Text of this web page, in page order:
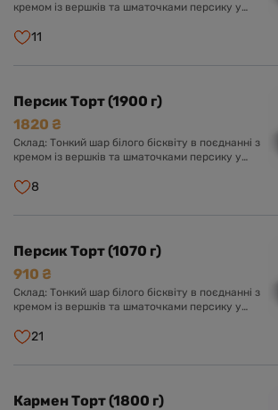
кремом із вершків та шматочками персику у
кремом із вершків та прикрашений шматочками
11
Персик Торт (1900 г)
1820 ₴
Склад: Тонкий шар білого бісквіту в поєднанні з
кремом із вершків та шматочками персику у
кремом із вершків та прикрашений шматочками
8
Персик Торт (1070 г)
910 ₴
Склад: Тонкий шар білого бісквіту в поєднанні з
кремом із вершків та шматочками персику у
кремом із вершків та прикрашений шматочками
21
Кармен Торт (1800 г)